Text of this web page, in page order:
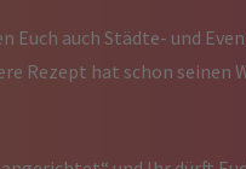
Euch auch Städte- und
Rezept hat schon seinen